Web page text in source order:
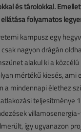
és tárolókkal.
folyamatos
kampusz egy
csak nagyon drágán
alakul ki a
mértékű kiesés,
a mindennapi élethez
teljesítménye
így ugyanazon